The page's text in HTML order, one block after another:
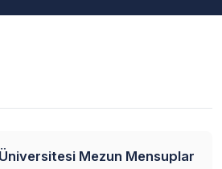
Mezun Mensuplar